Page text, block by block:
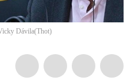
Dávila(Thot)